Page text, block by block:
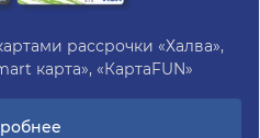
рассрочки «Халва»,
карта», «КартаFUN»